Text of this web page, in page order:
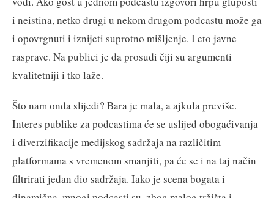
i neistina, netko drugi u nekom drugom podcastu može ga
i opovrgnuti i iznijeti suprotno mišljenje. I eto javne
rasprave. Na publici je da prosudi čiji su argumenti
kvalitetniji i tko laže.
Što nam onda slijedi? Bara je mala, a ajkula previše.
Interes publike za podcastima će se uslijed obogaćivanja
i diverzifikacije medijskog sadržaja na različitim
platformama s vremenom smanjiti, pa će se i na taj način
filtrirati jedan dio sadržaja. Iako je scena bogata i